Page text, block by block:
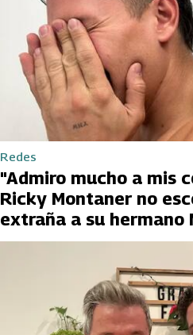
Redes
"Admiro mucho a mis
Ricky Montaner no
extraña a su hermano